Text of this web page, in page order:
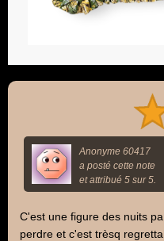
Anonyme 60417
a posté cette note
et attribué 5 sur 5.
C'est une figure des nuits
perdre et c'est trèsq